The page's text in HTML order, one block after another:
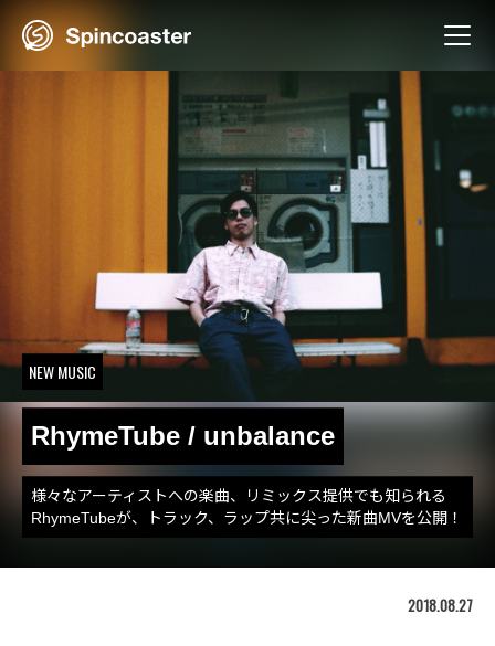
Skip
NEW MUSIC
RhymeTube / unbalance
様々なアーティストへの楽曲、リミックス提供でも知られる
RhymeTubeが、トラック、ラップ共に尖った新曲MVを公開！
2018.08.27